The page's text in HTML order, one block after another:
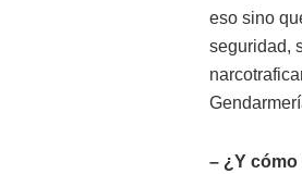
eso sino
seguridad,
– ¿Y